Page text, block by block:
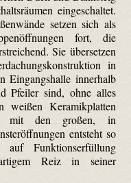
eingeschaltet.
setzen sich als
fort, die
Sie übersetzen
in
Eingangshalle innerhalb
Pfeiler sind, ohne alles
weißen Keramikplatten
mit den großen, in
entsteht so
Funktionserfüllung
Reiz in seiner